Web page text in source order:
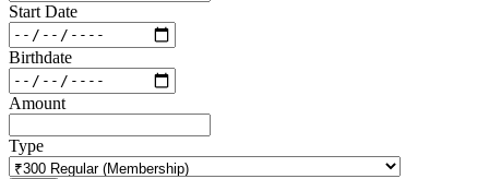
Start Date
Birthdate
Amount
Type